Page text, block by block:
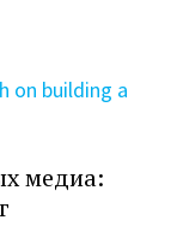
медиа: